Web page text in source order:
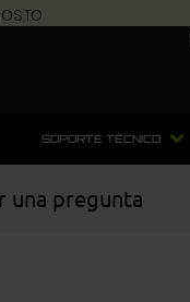
SOPORTE TÉCNICO
una pregunta